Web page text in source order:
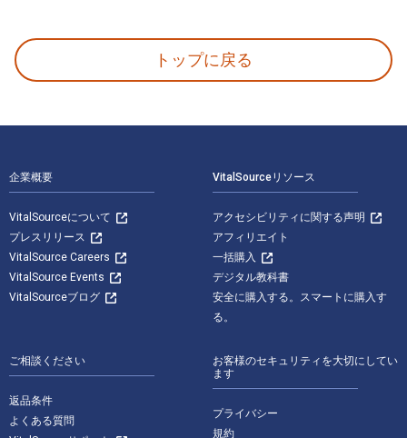
トップに戻る
企業概要
VitalSourceについて
プレスリリース
VitalSource Careers
VitalSource Events
VitalSourceブログ
VitalSourceリソース
アクセシビリティに関する声明
アフィリエイト
一括購入
デジタル教科書
安全に購入する。スマートに購入す
る。
ご相談ください
返品条件
よくある質問
お客様のセキュリティを大切にしてい
ます
プライバシー
規約